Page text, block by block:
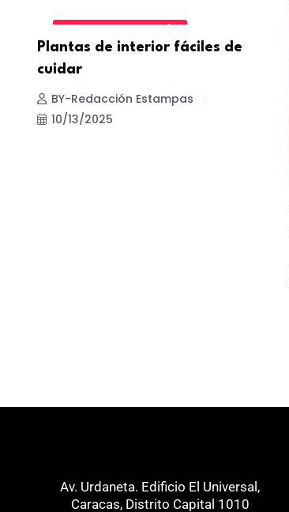
Plantas de interior fáciles de
cuidar
BY-Redacción Estampas
10/13/2025
Av. Urdaneta. Edificio El Universal,
Caracas, Distrito Capital 1010